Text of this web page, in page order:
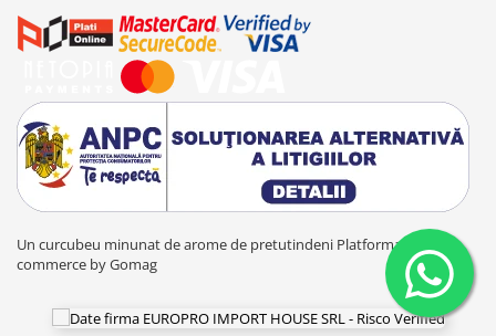
Un curcubeu minunat de arome de pretutindeni Platforma E-
commerce by Gomag